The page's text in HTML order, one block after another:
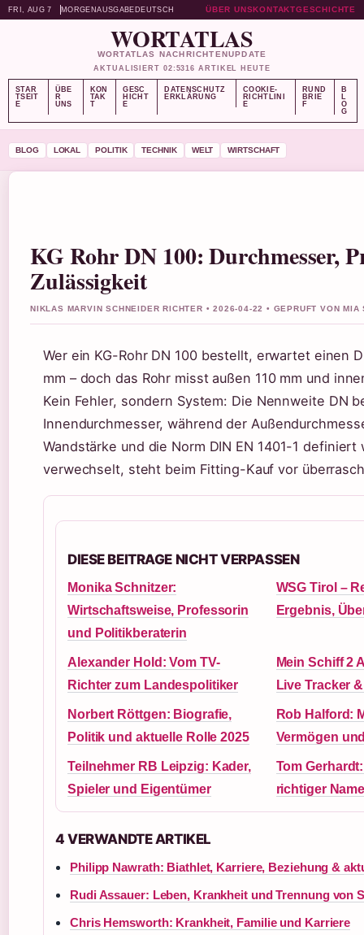
FRI, AUG 7 MORGENAUSGABE DEUTSCH ÜBER UNSKONTAKTGESCHICHTE
WORTATLAS
WORTATLAS NACHRICHTENUPDATE
AKTUALISIERT 02:5316 ARTIKEL HEUTE
STAR
TSEIT
E
ÜBE
R
UNS
KON
TAK
T
GESC
HICHT
E
DATENSCHUTZ
ERKLÄRUNG
COOKIE-
RICHTLINI
E
RUND
BRIE
F
B
L
O
G
BLOG LOKAL POLITIK TECHNIK WELT WIRTSCHAFT
KG Rohr DN 100: Durchmesser,
Zulässigkeit
NIKLAS MARVIN SCHNEIDER RICHTER • 2026-04-22 • GEPRUFT VON MIA
Wer ein KG-Rohr DN 100 bestellt, erwartet einen
mm – doch das Rohr misst außen 110 mm und
Kein Fehler, sondern System: Die Nennweite DN
Innendurchmesser, während der
Wandstärke und die Norm DIN EN 1401-1 definiert
verwechselt, steht beim Fitting-Kauf vor
DIESE BEITRAGE NICHT VERPASSEN
Monika Schnitzer:
Wirtschaftsweise, Professorin
und Politikberaterin
WSG Tirol –
Ergebnis,
Alexander Hold: Vom TV-
Richter zum Landespolitiker
Mein Schiff 2
Live Tracker
Norbert Röttgen: Biografie,
Politik und aktuelle Rolle 2025
Rob Halford:
Vermögen
Teilnehmer RB Leipzig: Kader,
Spieler und Eigentümer
Tom
richtiger
4 VERWANDTE ARTIKEL
Philipp Nawrath: Biathlet, Karriere, Beziehung &
Rudi Assauer: Leben, Krankheit und Trennung von
Chris Hemsworth: Krankheit, Familie und Karriere